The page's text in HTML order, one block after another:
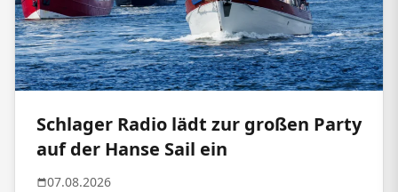
Schlager Radio lädt zur großen Party
auf der Hanse Sail ein
07.08.2026